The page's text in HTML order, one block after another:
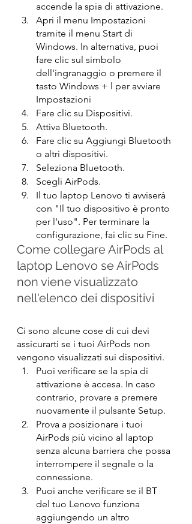
accende la spia di attivazione.
Apri il menu Impostazioni
tramite il menu Start di
Windows. In alternativa, puoi
fare clic sul simbolo
dell'ingranaggio o premere il
tasto Windows + l per avviare
Impostazioni
Fare clic su Dispositivi.
Attiva Bluetooth.
Fare clic su Aggiungi Bluetooth
o altri dispositivi.
Seleziona Bluetooth.
Scegli AirPods.
Il tuo laptop Lenovo ti avviserà
con "Il tuo dispositivo è pronto
per l'uso". Per terminare la
configurazione, fai clic su Fine.
Come collegare AirPods al
laptop Lenovo se AirPods
non viene visualizzato
nell'elenco dei dispositivi
Ci sono alcune cose di cui devi
assicurarti se i tuoi AirPods non
vengono visualizzati sui dispositivi.
Puoi verificare se la spia di
attivazione è accesa. In caso
contrario, provare a premere
nuovamente il pulsante Setup.
Prova a posizionare i tuoi
AirPods più vicino al laptop
senza alcuna barriera che possa
interrompere il segnale o la
connessione.
Puoi anche verificare se il BT
del tuo Lenovo funziona
aggiungendo un altro